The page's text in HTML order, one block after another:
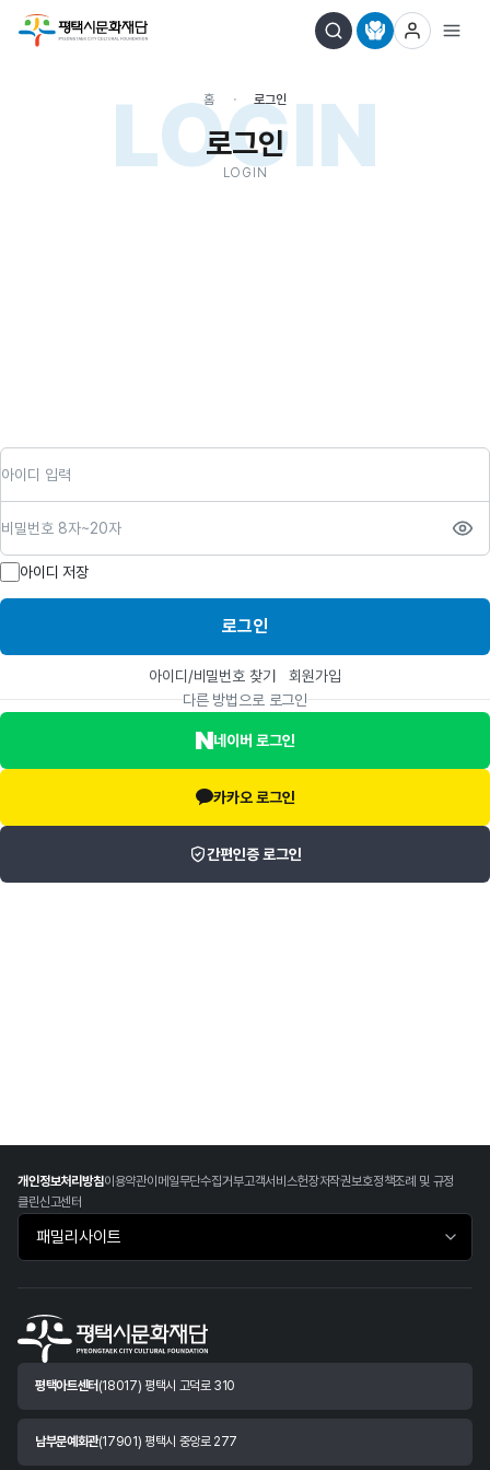
LOGIN
홈 로그인
로그인
LOGIN
아이디 저장
로그인
아이디/비밀번호 찾기
회원가입
다른 방법으로 로그인
네이버 로그인
카카오 로그인
간편인증 로그인
개인정보처리방침이용약관이메일무단수집거부고객서비스헌장저작권보호정책조례 및 규정
클린신고센터
패밀리사이트 바로가기
평택아트센터 (18017) 평택시 고덕로 310
남부문예회관(17901) 평택시 중앙로 277